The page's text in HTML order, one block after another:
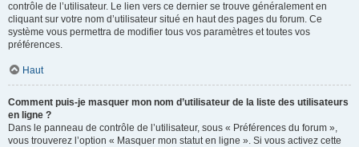
contrôle de l’utilisateur. Le lien vers ce dernier se trouve généralement en
cliquant sur votre nom d’utilisateur situé en haut des pages du forum. Ce
système vous permettra de modifier tous vos paramètres et toutes vos
préférences.
Haut
Comment puis-je masquer mon nom d’utilisateur de la liste des utilisateurs
en ligne ?
Dans le panneau de contrôle de l’utilisateur, sous « Préférences du forum »,
vous trouverez l’option « Masquer mon statut en ligne ». Si vous activez cette